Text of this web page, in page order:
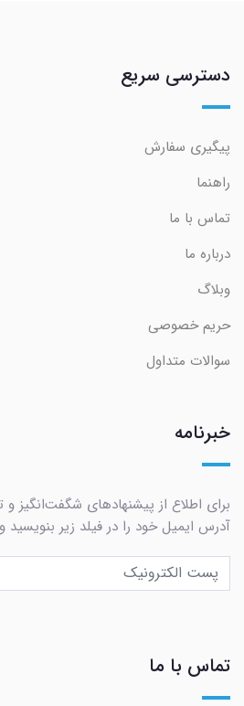
دسترسی سریع
پیگیری سفارش
راهنما
تماس با ما
درباره ما
وبلاگ
حریم خصوصی
سوالات متداول
خبرنامه
برای اطلاع از پیشنهادهای شگفت‌انگیز
آدرس ایمیل خود را در فیلد زیر بنویسید
تماس با ما